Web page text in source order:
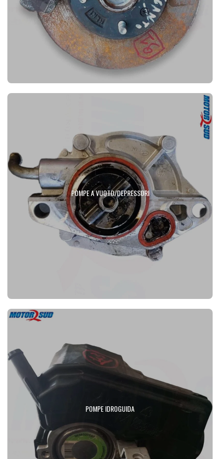
POMPE A VUOTO/DEPRESSORI
POMPE IDROGUIDA